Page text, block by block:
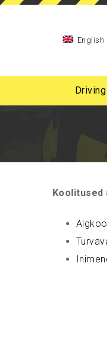
English